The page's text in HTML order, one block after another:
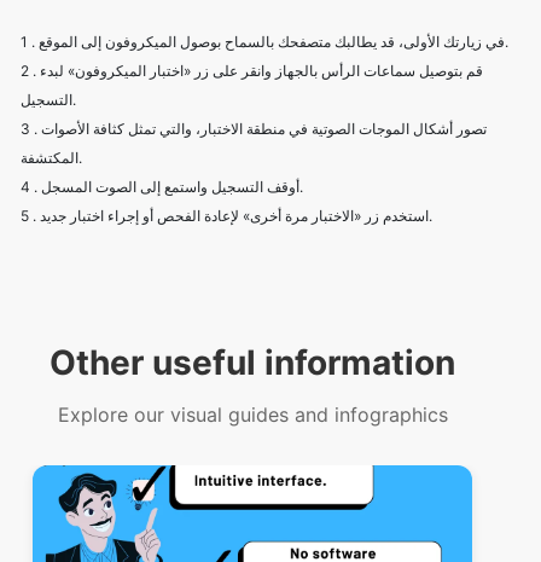
1 . في زيارتك الأولى، قد يطالبك متصفحك بالسماح بوصول الميكروفون إلى الموقع.
2 . قم بتوصيل سماعات الرأس بالجهاز وانقر على زر «اختبار الميكروفون» لبدء
التسجيل.
3 . تصور أشكال الموجات الصوتية في منطقة الاختبار، والتي تمثل كثافة الأصوات
المكتشفة.
4 . أوقف التسجيل واستمع إلى الصوت المسجل.
5 . استخدم زر «الاختبار مرة أخرى» لإعادة الفحص أو إجراء اختبار جديد.
Other useful information
Explore our visual guides and infographics